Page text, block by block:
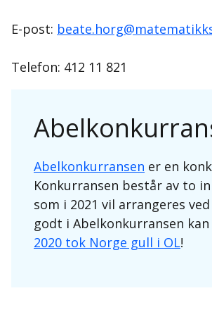
E-post:
Telefon: 412 11 821
Abelkonkurransen er en
Konkurransen består av to
som i 2021 vil arrangeres
godt i Abelkonkurransen
2020 tok Norge gull i OL!